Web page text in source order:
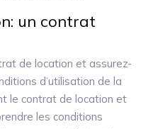
un contrat
de location et assurez-
d’utilisation de la
le contrat de location et
les conditions